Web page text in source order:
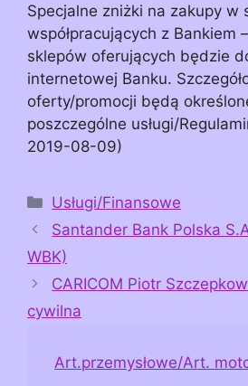
Specjalne zniżki na zakupy w
współpracujących z Bankiem
sklepów oferujących będzie
internetowej Banku.
oferty/promocji będą
poszczególne usługi/
2019-08-09)
Kategorie
Usługi/Finansowe
Santander Bank Polska
WBK)
CARICOM Piotr
cywilna
Art.przemysłowe/Art.